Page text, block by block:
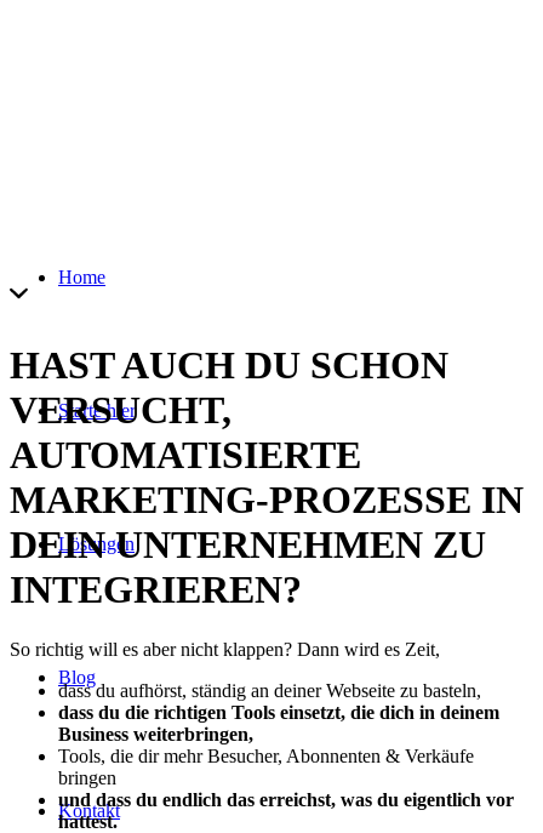
Home
Starte hier
Lösungen
Blog
Kontakt
HAST AUCH DU SCHON
VERSUCHT,
AUTOMATISIERTE
MARKETING-PROZESSE IN
DEIN UNTERNEHMEN ZU
INTEGRIEREN?
So richtig will es aber nicht klappen? Dann wird es Zeit,
dass du aufhörst, ständig an deiner Webseite zu basteln,
dass du die richtigen Tools einsetzt, die dich in deinem
Business weiterbringen,
Tools, die dir mehr Besucher, Abonnenten & Verkäufe
bringen
und dass du endlich das erreichst, was du eigentlich vor
hattest.